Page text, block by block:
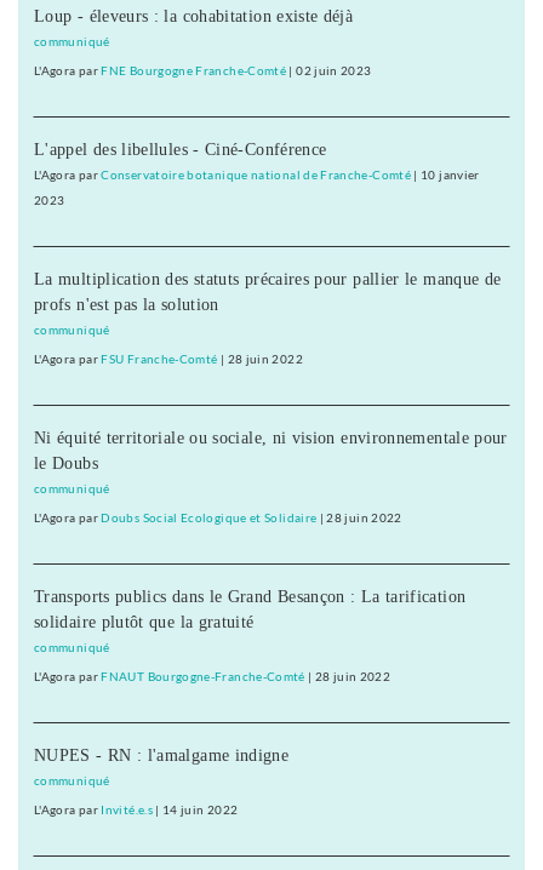
Loup - éleveurs : la cohabitation existe déjà
communiqué
L'Agora parFNE Bourgogne Franche-Comté |02 juin 2023
L'appel des libellules - Ciné-Conférence
L'Agora parConservatoire botanique national de Franche-Comté| 10 janvier
2023
La multiplication des statuts précaires pour pallier le manque de
profs n'est pas la solution
communiqué
L'Agora parFSU Franche-Comté | 28 juin 2022
Ni équité territoriale ou sociale, ni vision environnementale pour
le Doubs
communiqué
L'Agora parDoubs Social Ecologique et Solidaire |28 juin 2022
Transports publics dans le Grand Besançon : La tarification
solidaire plutôt que la gratuité
communiqué
L'Agora parFNAUT Bourgogne-Franche-Comté | 28 juin 2022
NUPES - RN : l'amalgame indigne
communiqué
L'Agora par Invité.e.s| 14 juin 2022